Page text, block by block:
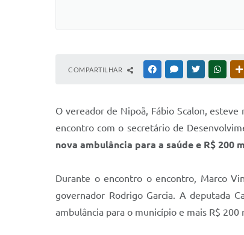
COMPARTILHAR FACEBOOKMESSENGER
TWITTER
O vereador de Nipoã, Fábio Scalon,
encontro com o secretário de
nova ambulância para a saúde e R$
Durante o encontro o encontro, Marco
governador Rodrigo Garcia. A deputada
ambulância para o município e mais R$